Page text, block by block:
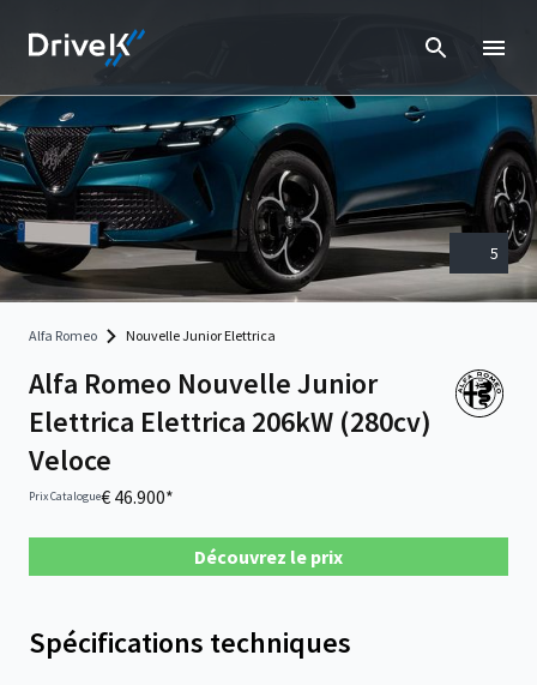
5
Alfa Romeo Nouvelle Junior Elettrica
Alfa Romeo Nouvelle Junior
Elettrica Elettrica 206kW (280cv)
Veloce
Prix Catalogue€ 46.900*
Découvrez le prix
Spécifications techniques